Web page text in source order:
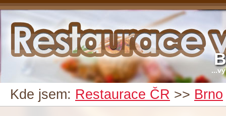
Kde jsem: Restaurace ČR >> Brno